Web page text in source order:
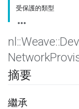
受保護的類型
nl ::Weave::
Network
摘要
繼承